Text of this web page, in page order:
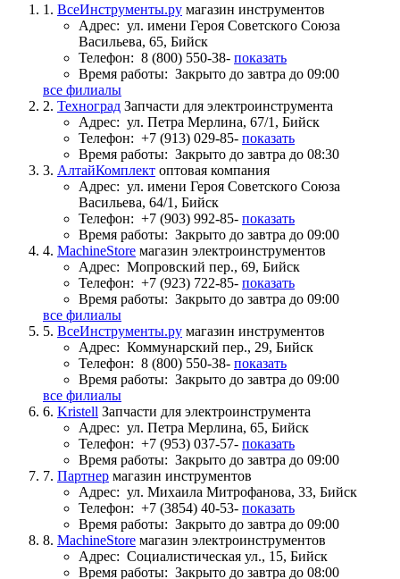
1. ВсеИнструменты.ру магазин инструментов
Адрес: ул. имени Героя Советского Союза
Васильева, 65, Бийск
Телефон: 8 (800) 550-38- показать
Время работы: Закрыто до завтра до 09:00
все филиалы
2. Техноград Запчасти для электроинструмента
Адрес: ул. Петра Мерлина, 67/1, Бийск
Телефон: +7 (913) 029-85- показать
Время работы: Закрыто до завтра до 08:30
3. АлтайКомплект оптовая компания
Адрес: ул. имени Героя Советского Союза
Васильева, 64/1, Бийск
Телефон: +7 (903) 992-85- показать
Время работы: Закрыто до завтра до 09:00
4. MachineStore магазин электроинструментов
Адрес: Мопровский пер., 69, Бийск
Телефон: +7 (923) 722-85- показать
Время работы: Закрыто до завтра до 09:00
все филиалы
5. ВсеИнструменты.ру магазин инструментов
Адрес: Коммунарский пер., 29, Бийск
Телефон: 8 (800) 550-38- показать
Время работы: Закрыто до завтра до 09:00
все филиалы
6. Kristell Запчасти для электроинструмента
Адрес: ул. Петра Мерлина, 65, Бийск
Телефон: +7 (953) 037-57- показать
Время работы: Закрыто до завтра до 09:00
7. Партнер магазин инструментов
Адрес: ул. Михаила Митрофанова, 33, Бийск
Телефон: +7 (3854) 40-53- показать
Время работы: Закрыто до завтра до 09:00
8. MachineStore магазин электроинструментов
Адрес: Социалистическая ул., 15, Бийск
Время работы: Закрыто до завтра до 08:00